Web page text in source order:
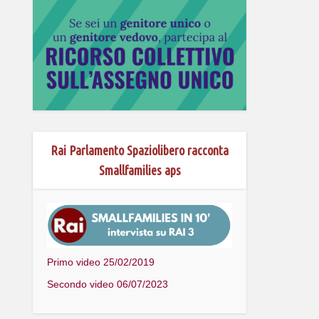
Rai Parlamento Spaziolibero racconta
Smallfamilies aps
Primo video 25/02/2019
Secondo video 06/07/2023